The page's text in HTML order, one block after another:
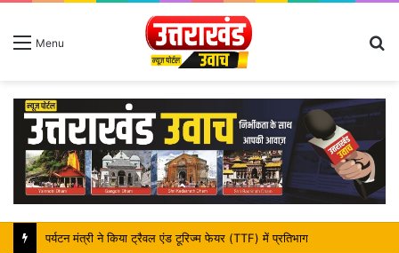
Menu
महापौर शंभू पासवान के जन्मदिवस पर क्षेत्र में विकास की सौगात